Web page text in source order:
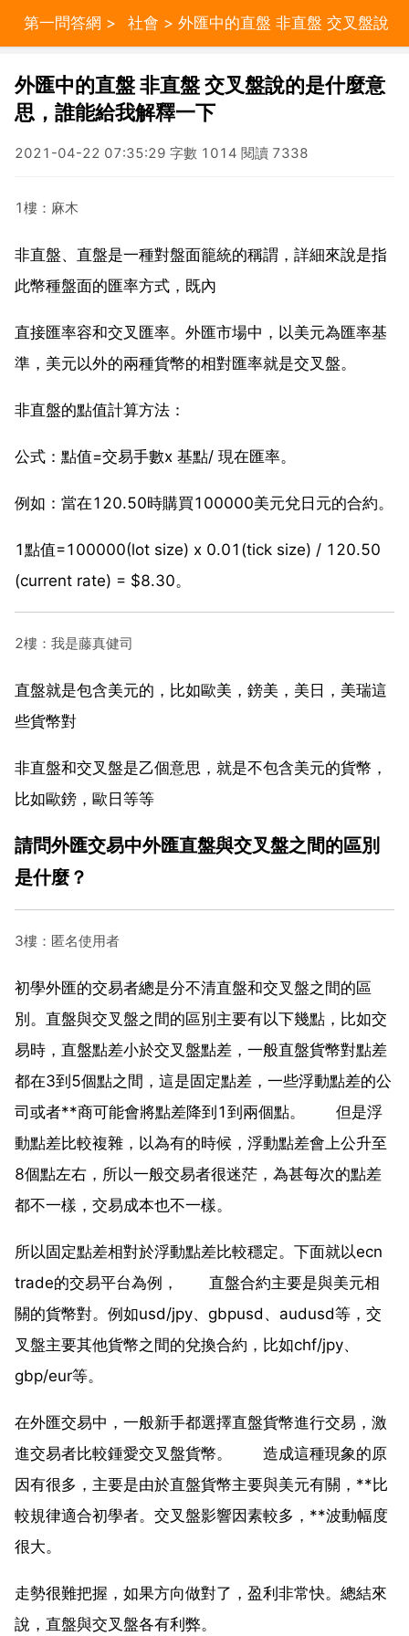
第一問答網 > 社會 > 外匯中的直盤 非直盤 交叉盤說
的是什麼意思，誰能給我解釋一下
外匯中的直盤 非直盤 交叉盤說的是什麼意
思，誰能給我解釋一下
2021-04-22 07:35:29 字數 1014 閱讀 7338
1樓：麻木
非直盤、直盤是一種對盤面籠統的稱謂，詳細來說是指
此幣種盤面的匯率方式，既內
直接匯率容和交叉匯率。外匯市場中，以美元為匯率基
準，美元以外的兩種貨幣的相對匯率就是交叉盤。
非直盤的點值計算方法：
公式：點值=交易手數x 基點/ 現在匯率。
例如：當在120.50時購買100000美元兌日元的合約。
1點值=100000(lot size) x 0.01(tick size) / 120.50
(current rate) = $8.30。
2樓：我是藤真健司
直盤就是包含美元的，比如歐美，鎊美，美日，美瑞這
些貨幣對
非直盤和交叉盤是乙個意思，就是不包含美元的貨幣，
比如歐鎊，歐日等等
請問外匯交易中外匯直盤與交叉盤之間的區別
是什麼？
3樓：匿名使用者
初學外匯的交易者總是分不清直盤和交叉盤之間的區
別。直盤與交叉盤之間的區別主要有以下幾點，比如交
易時，直盤點差小於交叉盤點差，一般直盤貨幣對點差
都在3到5個點之間，這是固定點差，一些浮動點差的公
司或者**商可能會將點差降到1到兩個點。 但是浮
動點差比較複雜，以為有的時候，浮動點差會上公升至
8個點左右，所以一般交易者很迷茫，為甚每次的點差
都不一樣，交易成本也不一樣。
所以固定點差相對於浮動點差比較穩定。下面就以ecn
trade的交易平台為例， 直盤合約主要是與美元相
關的貨幣對。例如usd/jpy、gbpusd、audusd等，交
叉盤主要其他貨幣之間的兌換合約，比如chf/jpy、
gbp/eur等。
在外匯交易中，一般新手都選擇直盤貨幣進行交易，激
進交易者比較鍾愛交叉盤貨幣。 造成這種現象的原
因有很多，主要是由於直盤貨幣主要與美元有關，**比
較規律適合初學者。交叉盤影響因素較多，**波動幅度
很大。
走勢很難把握，如果方向做對了，盈利非常快。總結來
說，直盤與交叉盤各有利弊。